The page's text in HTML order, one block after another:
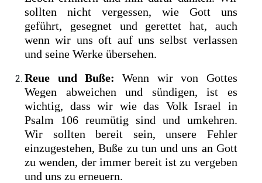
sollten nicht vergessen, wie Gott uns
geführt, gesegnet und gerettet hat, auch
wenn wir uns oft auf uns selbst verlassen
und seine Werke übersehen.
Reue und Buße: Wenn wir von Gottes
Wegen abweichen und sündigen, ist es
wichtig, dass wir wie das Volk Israel in
Psalm 106 reumütig sind und umkehren.
Wir sollten bereit sein, unsere Fehler
einzugestehen, Buße zu tun und uns an Gott
zu wenden, der immer bereit ist zu vergeben
und uns zu erneuern.